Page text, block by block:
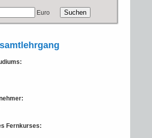
Euro
Fernkurses: